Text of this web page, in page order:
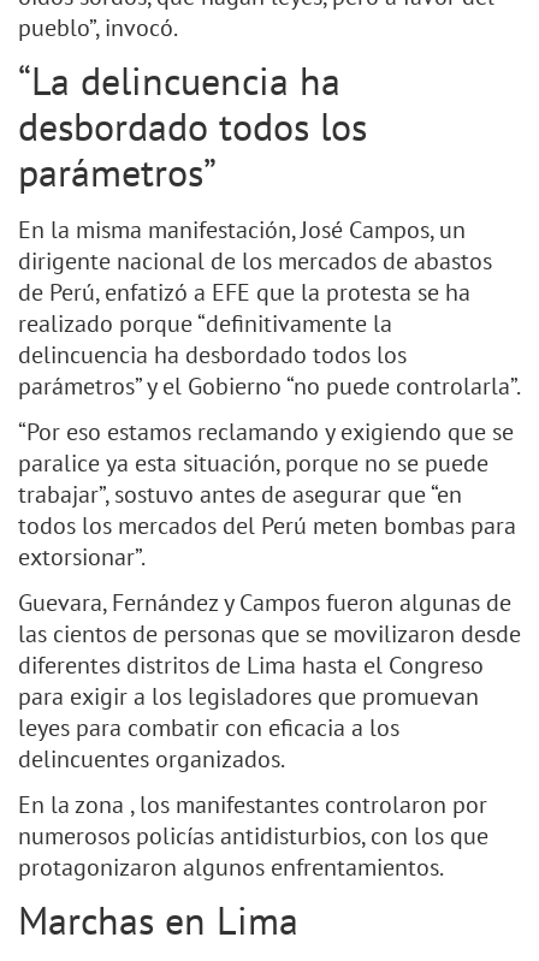
pueblo”, invocó.
“La delincuencia ha
desbordado todos los
parámetros”
En la misma manifestación, José Campos, un
dirigente nacional de los mercados de abastos
de Perú, enfatizó a EFE que la protesta se ha
realizado porque “definitivamente la
delincuencia ha desbordado todos los
parámetros” y el Gobierno “no puede controlarla”.
“Por eso estamos reclamando y exigiendo que se
paralice ya esta situación, porque no se puede
trabajar”, sostuvo antes de asegurar que “en
todos los mercados del Perú meten bombas para
extorsionar”.
Guevara, Fernández y Campos fueron algunas de
las cientos de personas que se movilizaron desde
diferentes distritos de Lima hasta el Congreso
para exigir a los legisladores que promuevan
leyes para combatir con eficacia a los
delincuentes organizados.
En la zona , los manifestantes controlaron por
numerosos policías antidisturbios, con los que
protagonizaron algunos enfrentamientos.
Marchas en Lima